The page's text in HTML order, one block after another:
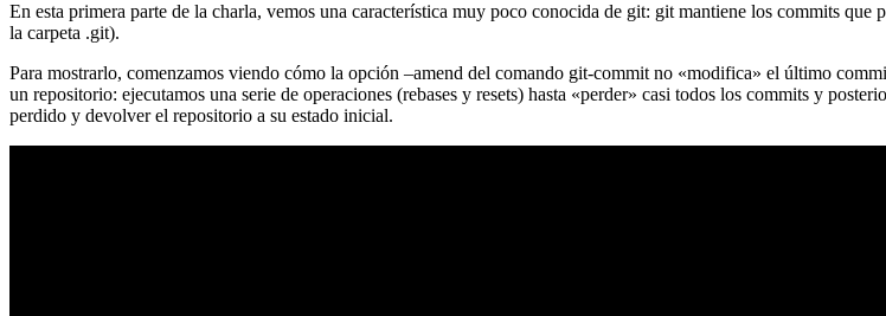
En esta primera parte de la charla, vemos una característica muy poco conocida de git: git mantiene los commits
la carpeta .git).
Para mostrarlo, comenzamos viendo cómo la opción –amend del comando git-commit no «modifica» el último
un repositorio: ejecutamos una serie de operaciones (rebases y resets) hasta «perder» casi todos los commits y
perdido y devolver el repositorio a su estado inicial.